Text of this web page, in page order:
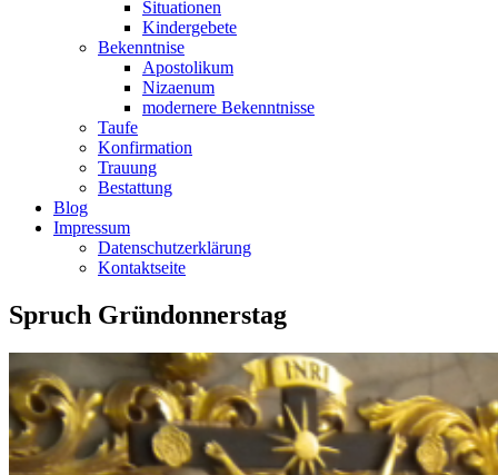
Situationen
Kindergebete
Bekenntnise
Apostolikum
Nizaenum
modernere Bekenntnisse
Taufe
Konfirmation
Trauung
Bestattung
Blog
Impressum
Datenschutzerklärung
Kontaktseite
Spruch Gründonnerstag